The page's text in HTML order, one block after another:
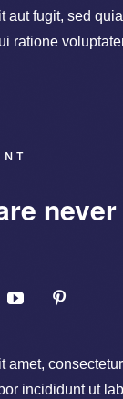
aut fugit, sed
ratione
amet,
incididunt ut